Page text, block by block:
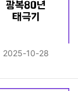
2025-10-28